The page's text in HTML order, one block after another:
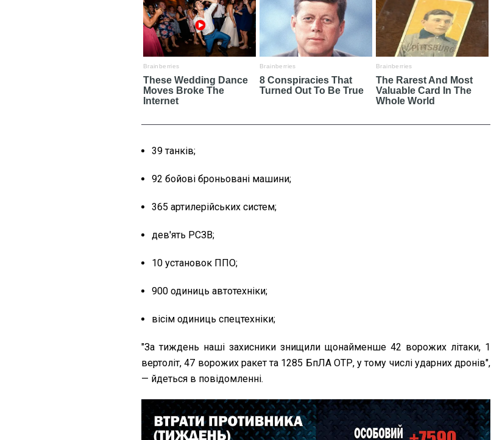
39 танків;
92 бойові броньовані машини;
365 артилерійських систем;
дев'ять РСЗВ;
10 установок ППО;
900 одиниць автотехніки;
вісім одиниць спецтехніки;
"За тиждень наші захисники знищили щонайменше 42 ворожих літаки, 1
вертоліт, 47 ворожих ракет та 1285 БпЛА ОТР, у тому числі ударних дронів",
— йдеться в повідомленні.